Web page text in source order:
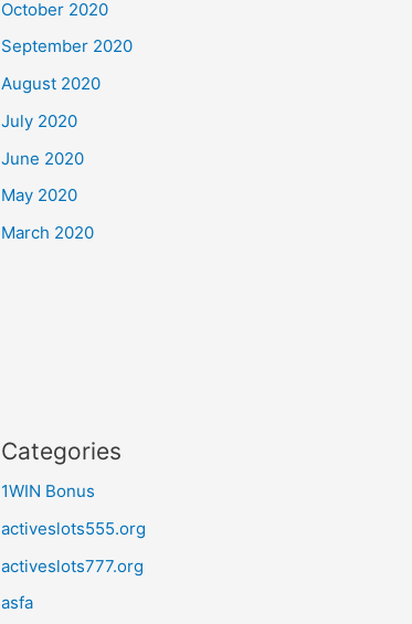
October 2020
September 2020
August 2020
July 2020
June 2020
May 2020
March 2020
Categories
1WIN Bonus
activeslots555.org
activeslots777.org
asfa